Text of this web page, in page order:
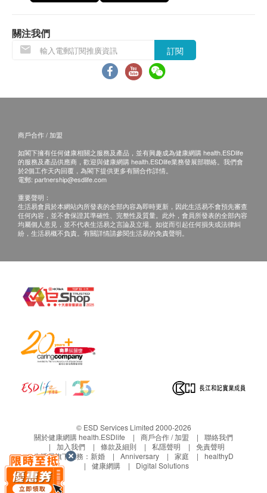
正本，並於送貨後3個工作天內按下列方式聯絡生
活小主義 客戶服務部跟進。
電郵: info@gadgetmonocle-hk.com
查詢熱線: 852-52360198
關注我們
訂閱
商戶合作 / 加盟
如閣下擁有任何健康相關之服務及產品，並有興趣成為健康網購 health.ESDlife
的服務及產品供應商，歡迎與健康網購 health.ESDlife業務發展部聯絡。我們會
於2個工作天內回覆，為閣下提供更多有關合作詳情。
電郵: partnership@esdlife.com
重要聲明：
生活易會員於本網站內所發表的全部內容為即時更新，因此生活易不會預先審查
任何內容，並不會保證其準確性、完整性及質量。此外，會員所發表的全部內容
均屬個人意見，並不代表生活易之言論及立場。如從而引起任何損失或法律糾
紛，生活易概不負責。有關詳情請參閱生活易的免責聲明。
© ESD Services Limited 2000-2026
關於健康網購 health.ESDlife
商戶合作 / 加盟
聯絡我們
加入我們
條款及細則 私隱聲明
免責聲明
生活易旗下業務： 新婚 Anniversary 家庭
healthyD
健康網購
Digital Solutions